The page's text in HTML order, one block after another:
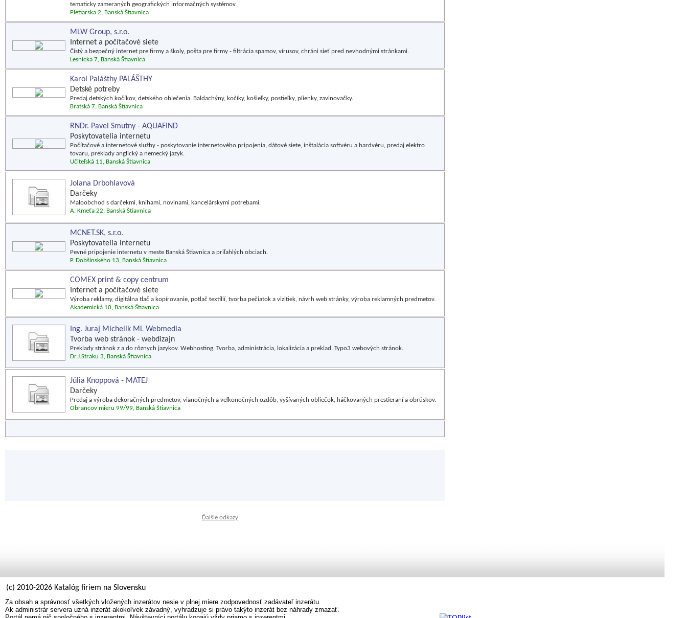
tematicky zameraných geografických informačných systémov.
Pletiarska 2, Banská Štiavnica
MLW Group, s.r.o.
Internet a počítačové siete
Čistý a bezpečný internet pre firmy a školy, pošta pre firmy - filtrácia spamov, vírusov, chráni sieť pred nevhodnými stránkami.
Lesnícka 7, Banská Štiavnica
Karol Palášthy PALÁŠTHY
Detské potreby
Predaj detských kočíkov, detského oblečenia. Baldachýny, kočíky, košieľky, postieľky, plienky, zavinovačky.
Bratská 7, Banská Štiavnica
RNDr. Pavel Smutny - AQUAFIND
Poskytovatelia internetu
Počítačové a internetové služby - poskytovanie internetového pripojenia, dátové siete, inštalácia softvéru a hardvéru, predaj elektro
tovaru, preklady anglický a nemecký jazyk.
Učiteľská 11, Banská Štiavnica
Jolana Drbohlavová
Darčeky
Maloobchod s darčekmi, knihami, novinami, kancelárskymi potrebami.
A. Kmeťa 22, Banská Štiavnica
MCNET.SK, s.r.o.
Poskytovatelia internetu
Pevné pripojenie internetu v meste Banská Štiavnica a priľahlých obciach.
P. Dobšinského 13, Banská Štiavnica
COMEX print & copy centrum
Internet a počítačové siete
Výroba reklamy, digitálna tlač a kopírovanie, potlač textílií, tvorba pečiatok a vizitiek, návrh web stránky, výroba reklamných predmetov.
Akademická 10, Banská Štiavnica
Ing. Juraj Michelík ML Webmedia
Tvorba web stránok - webdizajn
Preklady stránok z a do rôznych jazykov. Webhosting. Tvorba, administrácia, lokalizácia a preklad. Typo3 webových stránok.
Dr.J.Straku 3, Banská Štiavnica
Júlia Knoppová - MATEJ
Darčeky
Predaj a výroba dekoračných predmetov, vianočných a veľkonočných ozdôb, vyšívaných obliečok, háčkovaných prestieraní a obrúskov.
Obrancov mieru 99/99, Banská Štiavnica
Ďalšie odkazy
(c) 2010-2026 Katalóg firiem na Slovensku
Za obsah a správnosť všetkých vložených inzerátov nesie v plnej miere zodpovednosť zadávateľ inzerátu.
Ak administrár servera uzná inzerát akokoľvek závadný, vyhradzuje si právo takýto inzerát bez náhrady zmazať.